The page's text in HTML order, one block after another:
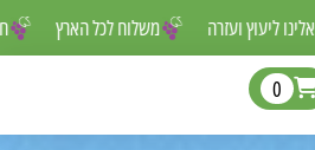
משלוח לכל הארץ אלינו ליעוץ ועזרה